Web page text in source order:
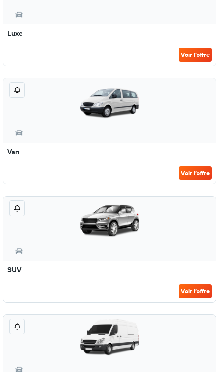
Luxe
Voir l’offre
Van
Voir l’offre
SUV
Voir l’offre